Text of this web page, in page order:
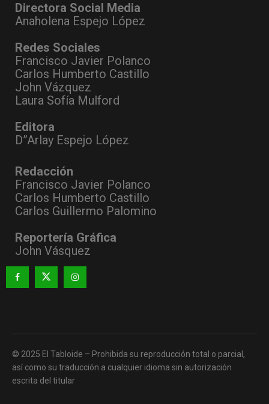
Directora Social Media
Anaholena Espejo López
Redes Sociales
Francisco Javier Polanco
Carlos Humberto Castillo
John Vázquez
Laura Sofía Mulford
Editora
D”Arlay Espejo López
Redacción
Francisco Javier Polanco
Carlos Humberto Castillo
Carlos Guillermo Palomino
Reportería Gráfica
John Vásquez
© 2025 El Tabloide – Prohibida su reproducción total o parcial,
así como su traducción a cualquier idioma sin autorización
escrita del titular